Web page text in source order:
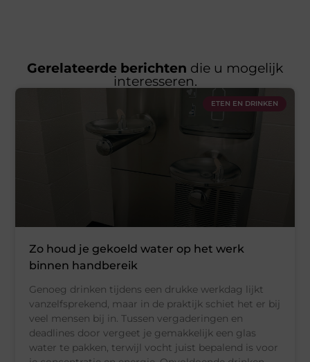
Gerelateerde berichten die u mogelijk
interesseren.
ETEN EN DRINKEN
Zo houd je gekoeld water op het werk
binnen handbereik
Genoeg drinken tijdens een drukke werkdag lijkt
vanzelfsprekend, maar in de praktijk schiet het er bij
veel mensen bij in. Tussen vergaderingen en
deadlines door vergeet je gemakkelijk een glas
water te pakken, terwijl vocht juist bepalend is voor